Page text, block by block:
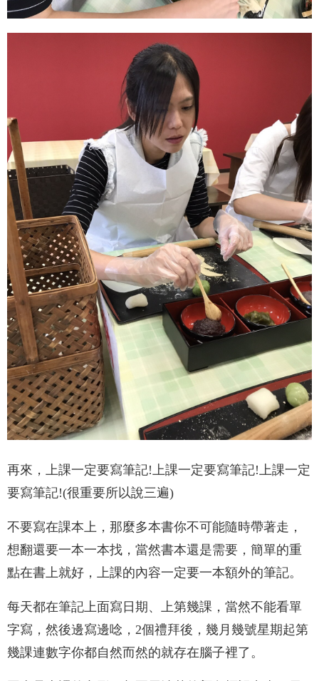
再來，上課一定要寫筆記!上課一定要寫筆記!上課一定
要寫筆記!(很重要所以說三遍)
不要寫在課本上，那麼多本書你不可能隨時帶著走，
想翻還要一本一本找，當然書本還是需要，簡單的重
點在書上就好，上課的內容一定要一本額外的筆記。
每天都在筆記上面寫日期、上第幾課，當然不能看單
字寫，然後邊寫邊唸，2個禮拜後，幾月幾號星期起第
幾課連數字你都自然而然的就存在腦子裡了。